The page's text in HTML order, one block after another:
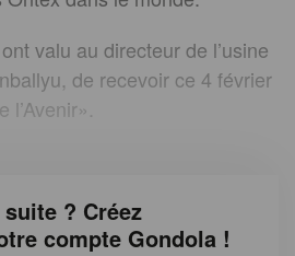
valu au directeur de l’usine
de recevoir ce 4 février
l’Avenir».
? Créez
compte Gondola !